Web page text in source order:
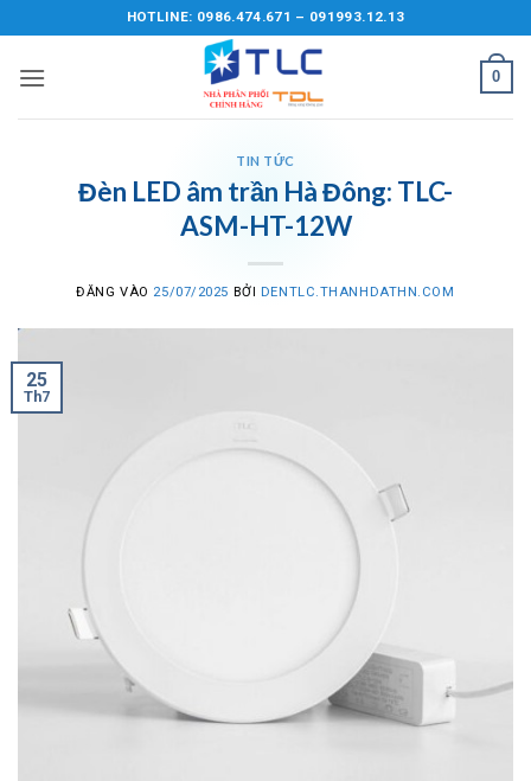
qua
nội
HOTLINE: 0986.474.671 – 091993.12.13
0
TIN TỨC
Đèn LED âm trần Hà Đông: TLC-
ASM-HT-12W
ĐĂNG VÀO 25/07/2025 BỞI DENTLC.THANHDATHN.COM
25
Th7